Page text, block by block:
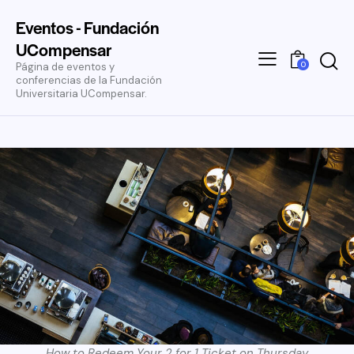
Eventos - Fundación
UCompensar
Página de eventos y
conferencias de la Fundación
Universitaria UCompensar.
0